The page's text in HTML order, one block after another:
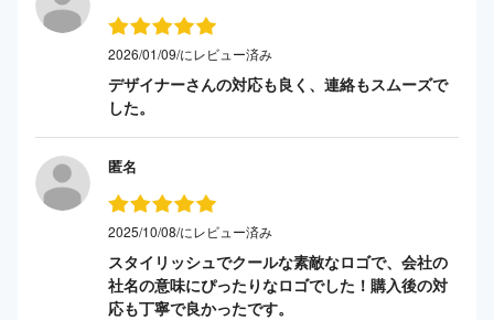
2026/01/09/にレビュー済み
デザイナーさんの対応も良く、連絡もスムーズで
した。
匿名
2025/10/08/にレビュー済み
スタイリッシュでクールな素敵なロゴで、会社の
社名の意味にぴったりなロゴでした！購入後の対
応も丁寧で良かったです。